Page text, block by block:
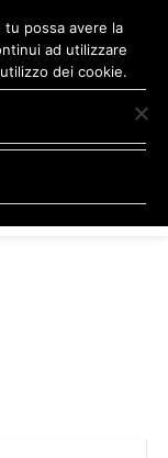
possa avere la
ad utilizzare
dei cookie.